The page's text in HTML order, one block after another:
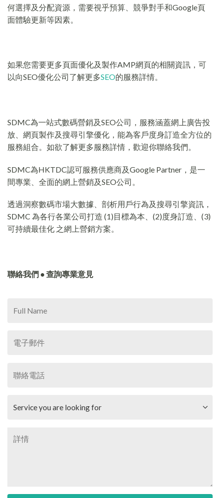
何選擇及分配資源，需要視乎預算、競爭對手和Google頁
面體驗更新等因素。
如果您需要更多頁面優化及製作AMP網頁的相關資訊，可
以向SEO優化公司了解更多SEO的服務詳情。
SDMC為一站式數碼營銷及SEO公司，服務涵蓋網上廣告投
放、網頁製作及搜尋引擎優化，能為客戶度身訂造全方位的
服務組合。如欲了解更多服務詳情，歡迎你聯絡我們。
SDMC為HKTDC認可服務供應商及Google Partner，是一
間專業、全面的網上營銷及SEO公司。
透過洞察數碼市場大數據、剖析用戶行為及搜尋引擎資訊，
SDMC 為各行各業公司打造 (1)目標為本、(2)度身訂造、(3)
可持續最佳化 之網上營銷方案。
聯絡我們 • 查詢專業意見